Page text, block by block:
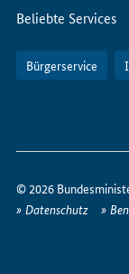
Servicemenü
Beliebte Services
Bürgerservice
erreichen
Sie
© 2026
Datenschutz